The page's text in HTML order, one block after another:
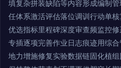
填复杂拼装缺陷等内容形成编制
任体系激活评估落位调训行动单
优选指标里程碑深度审查频监控
专插逐项完善作业日志痕迹用综合
地力增施修复实验数据链固化植